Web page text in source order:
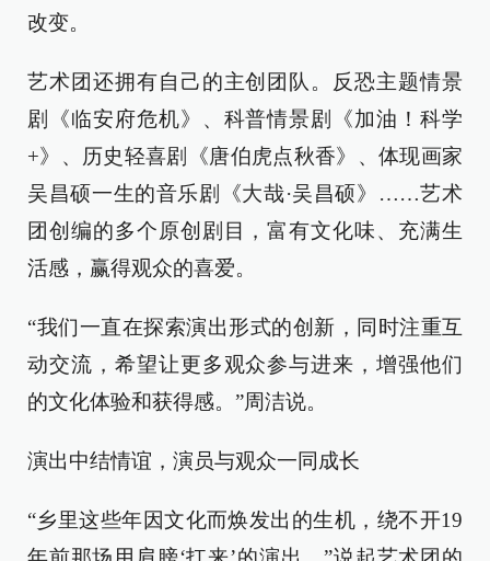
改变。
艺术团还拥有自己的主创团队。反恐主题情景
剧《临安府危机》、科普情景剧《加油！科学
+》、历史轻喜剧《唐伯虎点秋香》、体现画家
吴昌硕一生的音乐剧《大哉·吴昌硕》……艺术
团创编的多个原创剧目，富有文化味、充满生
活感，赢得观众的喜爱。
“我们一直在探索演出形式的创新，同时注重互
动交流，希望让更多观众参与进来，增强他们
的文化体验和获得感。”周洁说。
演出中结情谊，演员与观众一同成长
“乡里这些年因文化而焕发出的生机，绕不开19